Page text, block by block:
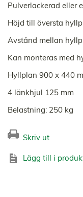
Pulverlackerad eller
Höjd till översta
Avstånd mellan
Kan monteras med
Hyllplan 900 x 440
4 länkhjul 125 mm
Belastning: 250 kg
Skriv ut
Lägg till i